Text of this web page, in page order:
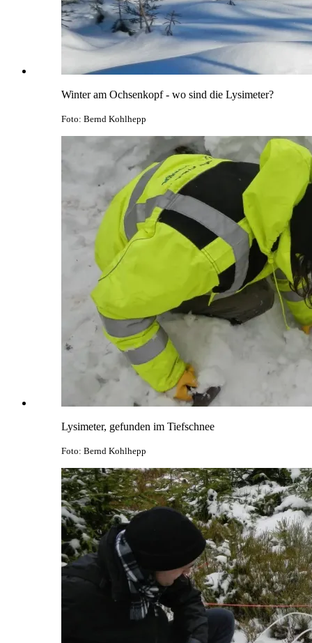
Winter am Ochsenkopf - wo sind die Lysimeter?
Foto: Bernd Kohlhepp
Lysimeter, gefunden im Tiefschnee
Foto: Bernd Kohlhepp